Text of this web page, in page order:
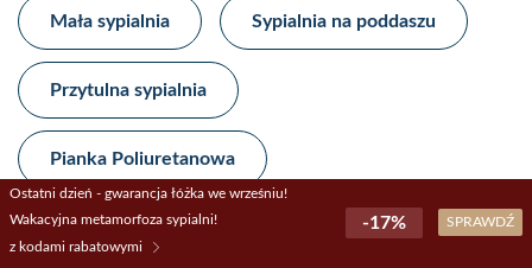
Ostatni dzień - gwarancja łóżka we wrześniu!
Wakacyjna metamorfoza sypialni!
z kodami rabatowymi
-17% SPRAWDŹ
Mała sypialnia Sypialnia na poddaszu
Przytulna sypialnia
Pianka Poliuretanowa
Materace piankowe